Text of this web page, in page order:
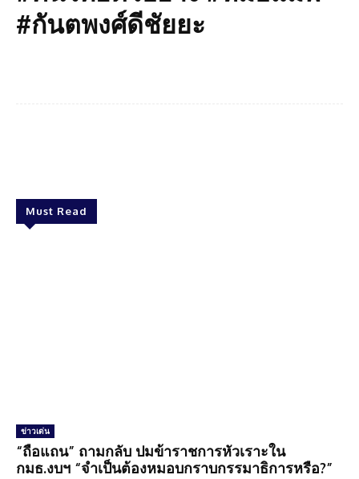
#กันตพงศ์ดีชัยยะ
Must Read
ข่าวเด่น
“ถือแถน” ถามกลับ ปมข้าราชการหัวเราะใน
กมธ.งบฯ “จำเป็นต้องหมอบกราบกรรมาธิการหรือ?”